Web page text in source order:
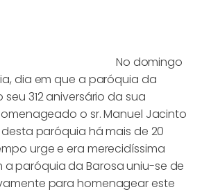
No domingo
dia em que a paróquia da
312 aniversário da sua
o sr. Manuel Jacinto
paróquia há mais de 20
urge e era merecidíssima
paróquia da Barosa uniu-se de
para homenagear este